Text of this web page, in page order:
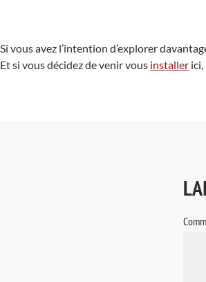
Si vous avez l’intention d’explorer
Et si vous décidez de venir vous installer ici,